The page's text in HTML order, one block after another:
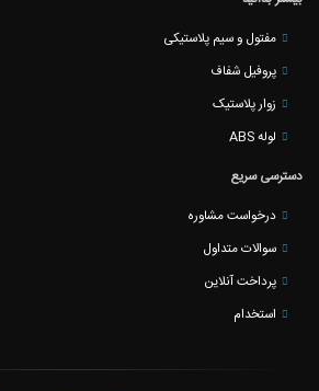
مفتول و سیم پلاستیکی
پروفیل شفاف
زوار پلاستیک
لوله ABS
دسترسی سریع
درخواست مشاوره
سوالات متداول
پرداخت آنلاین
استخدام